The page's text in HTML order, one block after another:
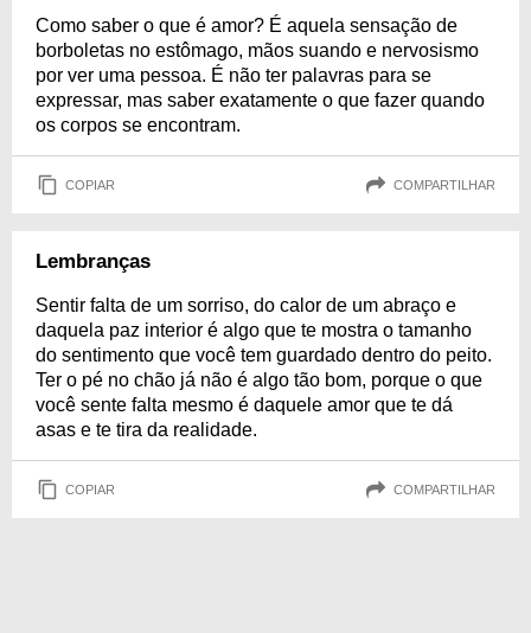
Como saber o que é amor? É aquela sensação de
borboletas no estômago, mãos suando e nervosismo
por ver uma pessoa. É não ter palavras para se
expressar, mas saber exatamente o que fazer quando
os corpos se encontram.
COPIAR COMPARTILHAR
Lembranças
Sentir falta de um sorriso, do calor de um abraço e
daquela paz interior é algo que te mostra o tamanho
do sentimento que você tem guardado dentro do peito.
Ter o pé no chão já não é algo tão bom, porque o que
você sente falta mesmo é daquele amor que te dá
asas e te tira da realidade.
COPIAR COMPARTILHAR